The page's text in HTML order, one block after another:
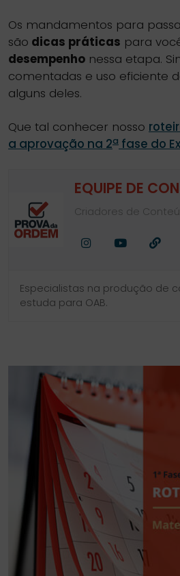
Os mandamentos para
são dicas práticas para
desempenho nessa etapa.
comentadas e uso eficiente
alguns deles.
Que tal conhecer nosso
a aprovação na 2a fase do
EQUIPE DE
Criadores de
FacebookYoutubeSite
Especialistas na produção de
estuda para OAB.
SIDEBAR
CURSO
ORDEM
LINKS